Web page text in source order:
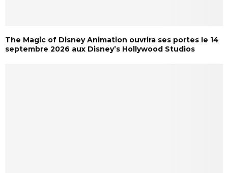
The Magic of Disney Animation ouvrira ses portes le 14
septembre 2026 aux Disney’s Hollywood Studios